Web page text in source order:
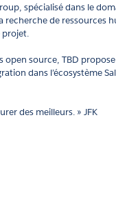
spécialisé dans le
recherche de ressources
projet.
source, TBD
dans l’écosystème
des meilleurs. » JFK